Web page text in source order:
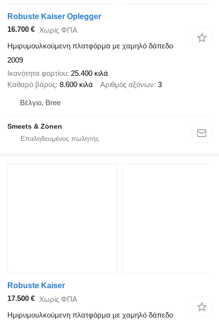
Robuste Kaiser Oplegger
16.700 € Χωρίς ΦΠΑ
Ημιρυμουλκούμενη πλατφόρμα με χαμηλό δάπεδο
2009
Ικανότητα φορτίου 25.400 κιλά
Καθαρό βάρος 8.600 κιλά Αριθμός αξόνων 3
Βέλγιο, Bree
Smeets & Zonen
Robuste Kaiser
17.500 € Χωρίς ΦΠΑ
Ημιρυμουλκούμενη πλατφόρμα με χαμηλό δάπεδο